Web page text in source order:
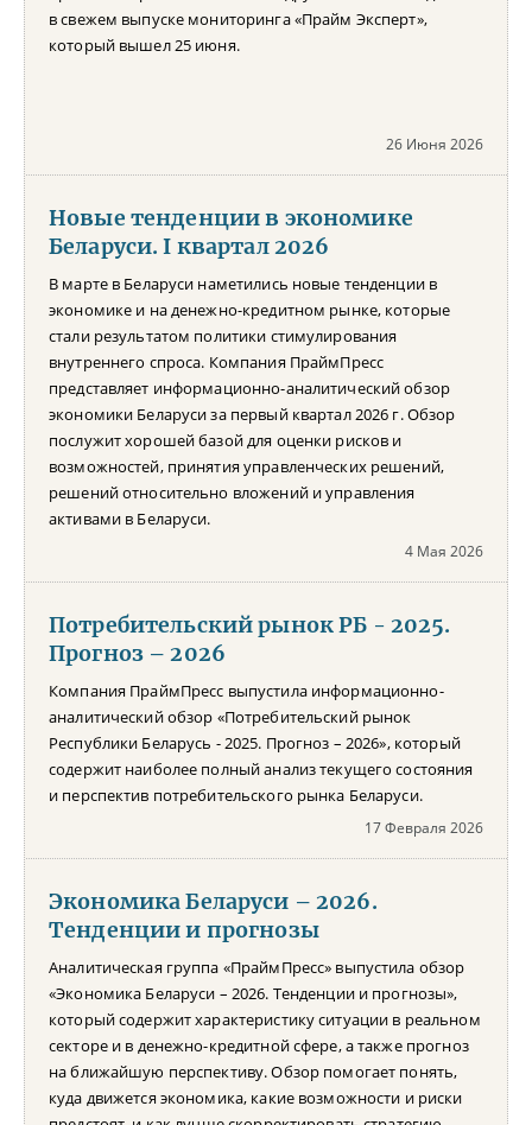
в свежем выпуске мониторинга «Прайм Эксперт»,
который вышел 25 июня.
26 Июня 2026
Новые тенденции в экономике
Беларуси. I квартал 2026
В марте в Беларуси наметились новые тенденции в
экономике и на денежно-кредитном рынке, которые
стали результатом политики стимулирования
внутреннего спроса. Компания ПраймПресс
представляет информационно-аналитический обзор
экономики Беларуси за первый квартал 2026 г. Обзор
послужит хорошей базой для оценки рисков и
возможностей, принятия управленческих решений,
решений относительно вложений и управления
активами в Беларуси.
4 Мая 2026
Потребительский рынок РБ - 2025.
Прогноз – 2026
Компания ПраймПресс выпустила информационно-
аналитический обзор «Потребительский рынок
Республики Беларусь - 2025. Прогноз – 2026», который
содержит наиболее полный анализ текущего состояния
и перспектив потребительского рынка Беларуси.
17 Февраля 2026
Экономика Беларуси – 2026.
Тенденции и прогнозы
Аналитическая группа «ПраймПресс» выпустила обзор
«Экономика Беларуси – 2026. Тенденции и прогнозы»,
который содержит характеристику ситуации в реальном
секторе и в денежно-кредитной сфере, а также прогноз
на ближайшую перспективу. Обзор помогает понять,
куда движется экономика, какие возможности и риски